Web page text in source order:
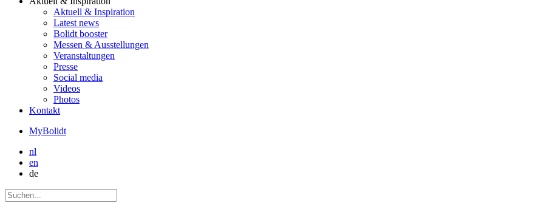
Aktuell & Inspiration
Latest news
Bolidt booster
Messen & Ausstellungen
Veranstaltungen
Presse
Social media
Videos
Photos
Kontakt
MyBolidt
nl
en
de